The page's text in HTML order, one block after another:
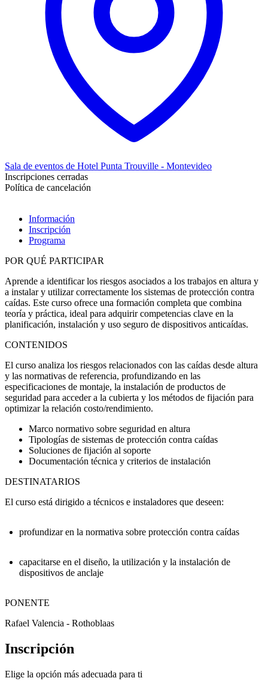
Sala de eventos de Hotel Punta Trouville - Montevideo
Inscripciones cerradas
Política de cancelación
Información
Inscripción
Programa
POR QUÉ PARTICIPAR
Aprende a identificar los riesgos asociados a los trabajos en altura y
a instalar y utilizar correctamente los sistemas de protección contra
caídas. Este curso ofrece una formación completa que combina
teoría y práctica, ideal para adquirir competencias clave en la
planificación, instalación y uso seguro de dispositivos anticaídas.
CONTENIDOS
El curso analiza los riesgos relacionados con las caídas desde altura
y las normativas de referencia, profundizando en las
especificaciones de montaje, la instalación de productos de
seguridad para acceder a la cubierta y los métodos de fijación para
optimizar la relación costo/rendimiento.
Marco normativo sobre seguridad en altura
Tipologías de sistemas de protección contra caídas
Soluciones de fijación al soporte
Documentación técnica y criterios de instalación
DESTINATARIOS
El curso está dirigido a técnicos e instaladores que deseen:
profundizar en la normativa sobre protección contra caídas
capacitarse en el diseño, la utilización y la instalación de
dispositivos de anclaje
PONENTE
Rafael Valencia - Rothoblaas
Inscripción
Elige la opción más adecuada para ti